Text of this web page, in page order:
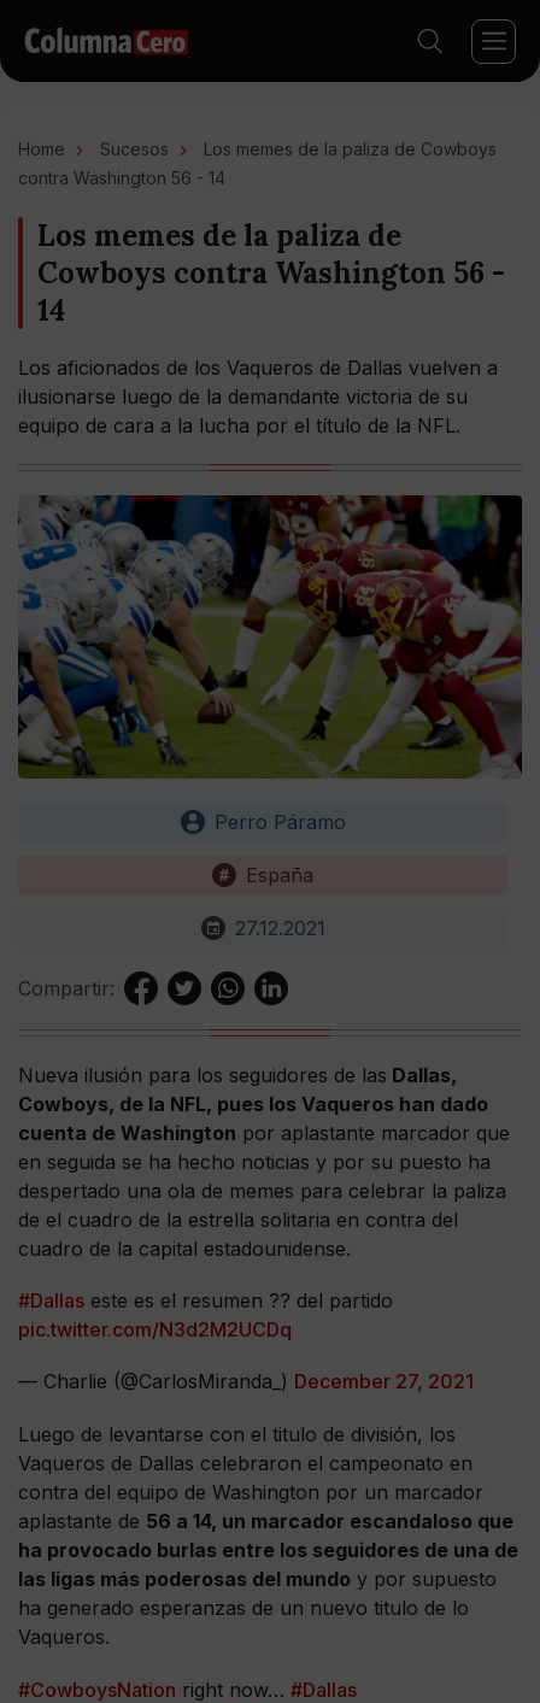
Home Sucesos
Los memes de la paliza de Cowboys
contra Washington 56 - 14
Los memes de la paliza de
Cowboys contra Washington 56 -
14
Los aficionados de los Vaqueros de Dallas vuelven a
ilusionarse luego de la demandante victoria de su
equipo de cara a la lucha por el título de la NFL.
Perro Páramo
España
27.12.2021
Compartir:
Nueva ilusión para los seguidores de las Dallas,
Cowboys, de la NFL, pues los Vaqueros han dado
cuenta de Washington por aplastante marcador que
en seguida se ha hecho noticias y por su puesto ha
despertado una ola de memes para celebrar la paliza
de el cuadro de la estrella solitaria en contra del
cuadro de la capital estadounidense.
#Dallas este es el resumen ?? del partido
pic.twitter.com/N3d2M2UCDq
— Charlie (@CarlosMiranda_) December 27, 2021
Luego de levantarse con el titulo de división, los
Vaqueros de Dallas celebraron el campeonato en
contra del equipo de Washington por un marcador
aplastante de 56 a 14, un marcador escandaloso que
ha provocado burlas entre los seguidores de una de
las ligas más poderosas del mundo y por supuesto
ha generado esperanzas de un nuevo titulo de lo
Vaqueros.
#CowboysNation right now… #Dallas